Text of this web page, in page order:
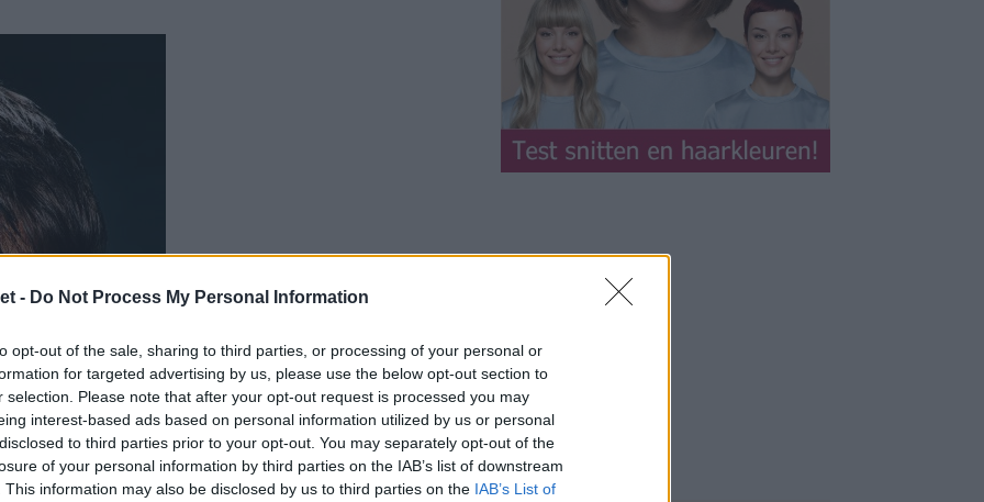
- Do Not Process My Personal Information
opt-out of the sale, sharing to third parties, or processing of your personal or
for targeted advertising by us, please use the below opt-out section to
selection. Please note that after your opt-out request is processed you may
interest-based ads based on personal information utilized by us or personal
to third parties prior to your opt-out. You may separately opt-out of the
of your personal information by third parties on the IAB’s list of downstream
This information may also be disclosed by us to third parties on the IAB’s List of